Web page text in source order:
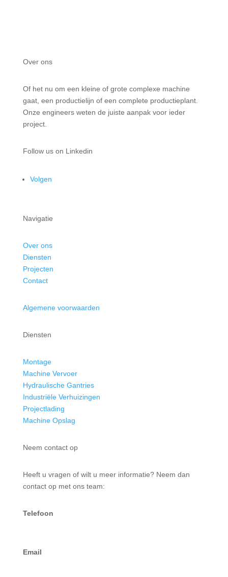
Over ons
Of het nu om een kleine of grote complexe machine
gaat, een productielijn of een complete productieplant.
Onze engineers weten de juiste aanpak voor ieder
project.
Follow us on Linkedin
Volgen
Navigatie
Over ons
Diensten
Projecten
Contact
Algemene voorwaarden
Diensten
Montage
Machine Vervoer
Hydraulische Gantries
Industriële Verhuizingen
Projectlading
Machine Opslag
Neem contact op
Heeft u vragen of wilt u meer informatie? Neem dan
contact op met ons team:
Telefoon
Email